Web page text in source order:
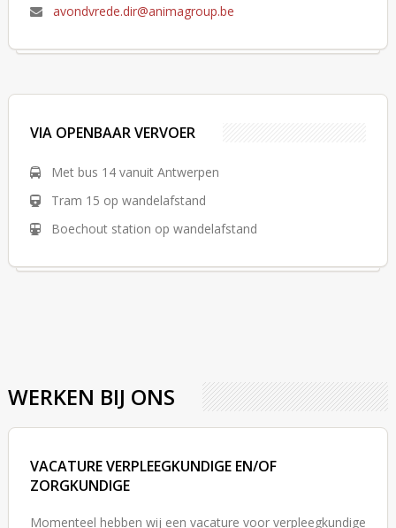
avondvrede.dir@animagroup.be
VIA OPENBAAR VERVOER
Met bus 14 vanuit Antwerpen
Tram 15 op wandelafstand
Boechout station op wandelafstand
WERKEN BIJ ONS
VACATURE VERPLEEGKUNDIGE EN/OF
ZORGKUNDIGE
Momenteel hebben wij een vacature voor verpleegkundige